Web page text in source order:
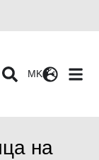
MK
на